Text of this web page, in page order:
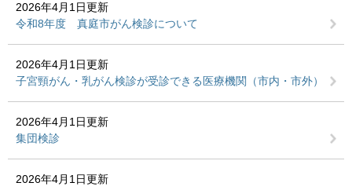
2026年4月1日更新
令和8年度 真庭市がん検診について
2026年4月1日更新
子宮頸がん・乳がん検診が受診できる医療機関（市内・市外）
2026年4月1日更新
集団検診
2026年4月1日更新